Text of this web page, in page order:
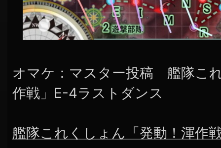
オマケ：マスター投稿 艦隊こ
作戦」E-4ラストダンス
艦隊これくしょん「発動！渾作